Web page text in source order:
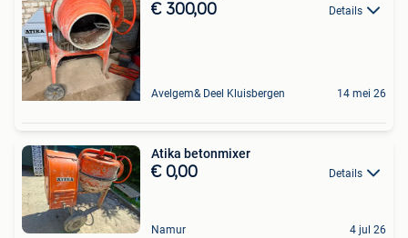
€ 300,00 Details
Avelgem& Deel Kluisbergen 14 mei 26
Atika betonmixer
€ 0,00 Details
Namur 4 jul 26